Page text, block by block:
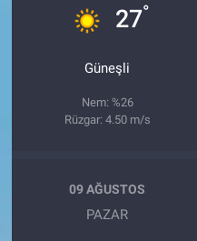
27°
Güneşli
Nem: %26
Rüzgar: 4.50 m/s
09 AĞUSTOS
PAZAR